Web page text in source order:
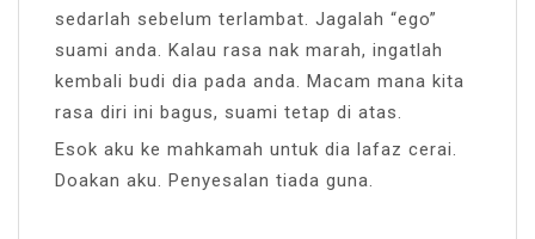
sedarlah sebelum terlambat. Jagalah “ego”
suami anda. Kalau rasa nak marah, ingatlah
kembali budi dia pada anda. Macam mana kita
rasa diri ini bagus, suami tetap di atas.
Esok aku ke mahkamah untuk dia lafaz cerai.
Doakan aku. Penyesalan tiada guna.